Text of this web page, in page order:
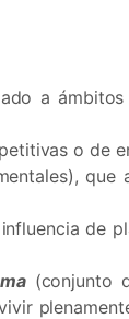
a
o de
de
(conjunto